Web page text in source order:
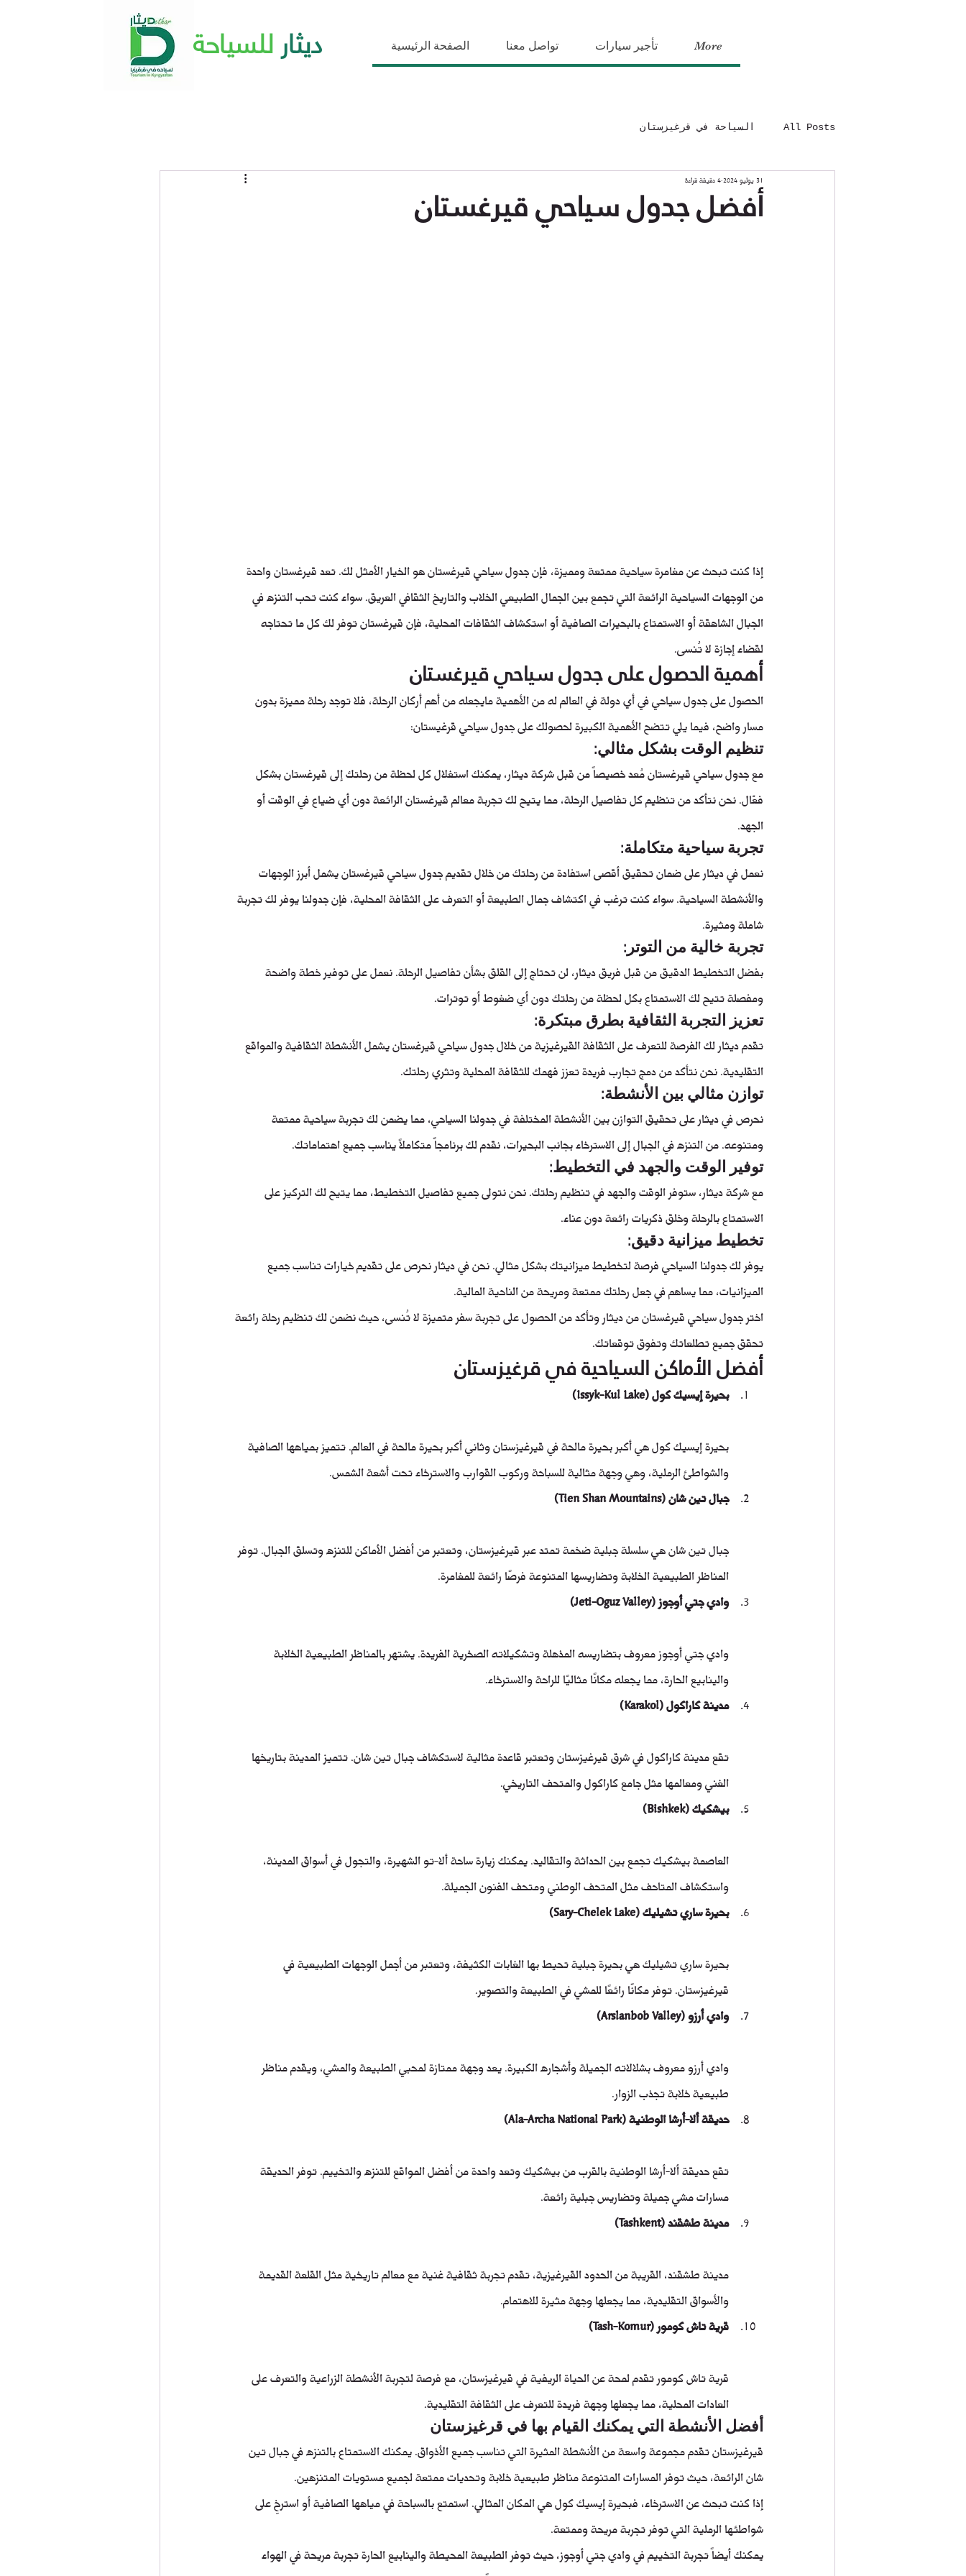
ديثار للسياحة الصفحة الرئيسية تواصل معنا تأجير سيارات More
All Posts السياحة في قرغيزستان
أفضل جدول سياحي قيرغستان
31 يوليو 2024 4 دقيقة قراءة
إذا كنت تبحث عن مغامرة سياحية ممتعة ومميزة، فإن جدول سياحي قيرغستان هو الخيار الأمثل لك. تعد قيرغستان واحدة
من الوجهات السياحية الرائعة التي تجمع بين الجمال الطبيعي الخلاب والتاريخ الثقافي العريق. سواء كنت تحب التنزه في
الجبال الشاهقة أو الاستمتاع بالبحيرات الصافية أو استكشاف الثقافات المحلية، فإن قيرغستان توفر لك كل ما تحتاجه
لقضاء إجازة لا تُنسى.
أهمية الحصول على جدول سياحي قيرغستان
الحصول على جدول سياحي في أي دولة في العالم له من الأهمية مايجعله من أهم أركان الرحلة، فلا توجد رحلة مميزة بدون
مسار واضح، فيما يلي تتضح الأهمية الكبيرة لحصولك على جدول سياحي قرغيستان:
تنظيم الوقت بشكل مثالي:
مع جدول سياحي قيرغستان مُعد خصيصاً من قبل شركة ديثار، يمكنك استغلال كل لحظة من رحلتك إلى قيرغستان بشكل
فعّال. نحن نتأكد من تنظيم كل تفاصيل الرحلة، مما يتيح لك تجربة معالم قيرغستان الرائعة دون أي ضياع في الوقت أو
الجهد.
تجربة سياحية متكاملة:
نعمل في ديثار على ضمان تحقيق أقصى استفادة من رحلتك من خلال تقديم جدول سياحي قيرغستان يشمل أبرز الوجهات
والأنشطة السياحية. سواء كنت ترغب في اكتشاف جمال الطبيعة أو التعرف على الثقافة المحلية، فإن جدولنا يوفر لك تجربة
شاملة ومثيرة.
تجربة خالية من التوتر:
بفضل التخطيط الدقيق من قبل فريق ديثار، لن تحتاج إلى القلق بشأن تفاصيل الرحلة. نعمل على توفير خطة واضحة
ومفصلة تتيح لك الاستمتاع بكل لحظة من رحلتك دون أي ضغوط أو توترات.
تعزيز التجربة الثقافية بطرق مبتكرة:
تقدم ديثار لك الفرصة للتعرف على الثقافة القيرغيزية من خلال جدول سياحي قيرغستان يشمل الأنشطة الثقافية والمواقع
التقليدية. نحن نتأكد من دمج تجارب فريدة تعزز فهمك للثقافة المحلية وتثري رحلتك.
توازن مثالي بين الأنشطة:
نحرص في ديثار على تحقيق التوازن بين الأنشطة المختلفة في جدولنا السياحي، مما يضمن لك تجربة سياحية ممتعة
ومتنوعه. من التنزه في الجبال إلى الاسترخاء بجانب البحيرات، نقدم لك برنامجاً متكاملاً يناسب جميع اهتماماتك.
توفير الوقت والجهد في التخطيط:
مع شركة ديثار، ستوفر الوقت والجهد في تنظيم رحلتك. نحن نتولى جميع تفاصيل التخطيط، مما يتيح لك التركيز على
الاستمتاع بالرحلة وخلق ذكريات رائعة دون عناء.
تخطيط ميزانية دقيق:
يوفر لك جدولنا السياحي فرصة لتخطيط ميزانيتك بشكل مثالي. نحن في ديثار نحرص على تقديم خيارات تناسب جميع
الميزانيات، مما يساهم في جعل رحلتك ممتعة ومريحة من الناحية المالية.
اختر جدول سياحي قيرغستان من ديثار وتأكد من الحصول على تجربة سفر متميزة لا تُنسى، حيث نضمن لك تنظيم رحلة رائعة
تحقق جميع تطلعاتك وتفوق توقعاتك.
أفضل الأماكن السياحية في قرغيزستان
بحيرة إيسيك كول (Issyk-Kul Lake)
بحيرة إيسيك كول هي أكبر بحيرة مالحة في قيرغيزستان وثاني أكبر بحيرة مالحة في العالم. تتميز بمياهها الصافية
والشواطئ الرملية، وهي وجهة مثالية للسباحة وركوب القوارب والاسترخاء تحت أشعة الشمس.
جبال تين شان (Tien Shan Mountains)
جبال تين شان هي سلسلة جبلية ضخمة تمتد عبر قيرغيزستان، وتعتبر من أفضل الأماكن للتنزه وتسلق الجبال. توفر
المناظر الطبيعية الخلابة وتضاريسها المتنوعة فرصًا رائعة للمغامرة.
وادي جتي أوجوز (Jeti-Oguz Valley)
وادي جتي أوجوز معروف بتضاريسه المذهلة وتشكيلاته الصخرية الفريدة. يشتهر بالمناظر الطبيعية الخلابة
والينابيع الحارة، مما يجعله مكانًا مثاليًا للراحة والاسترخاء.
مدينة كاراكول (Karakol)
تقع مدينة كاراكول في شرق قيرغيزستان وتعتبر قاعدة مثالية لاستكشاف جبال تين شان. تتميز المدينة بتاريخها
الغني ومعالمها مثل جامع كاراكول والمتحف التاريخي.
بيشكيك (Bishkek)
العاصمة بيشكيك تجمع بين الحداثة والتقاليد. يمكنك زيارة ساحة ألا-تو الشهيرة، والتجول في أسواق المدينة،
واستكشاف المتاحف مثل المتحف الوطني ومتحف الفنون الجميلة.
بحيرة ساري تشيليك (Sary-Chelek Lake)
بحيرة ساري تشيليك هي بحيرة جبلية تحيط بها الغابات الكثيفة، وتعتبر من أجمل الوجهات الطبيعية في
قيرغيزستان. توفر مكانًا رائعًا للمشي في الطبيعة والتصوير.
وادي أرزو (Arslanbob Valley)
وادي أرزو معروف بشلالاته الجميلة وأشجاره الكبيرة. يعد وجهة ممتازة لمحبي الطبيعة والمشي، ويقدم مناظر
طبيعية خلابة تجذب الزوار.
حديقة ألا-أرشا الوطنية (Ala-Archa National Park)
تقع حديقة ألا-أرشا الوطنية بالقرب من بيشكيك وتعد واحدة من أفضل المواقع للتنزه والتخييم. توفر الحديقة
مسارات مشي جميلة وتضاريس جبلية رائعة.
مدينة طشقند (Tashkent)
مدينة طشقند، القريبة من الحدود القيرغيزية، تقدم تجربة ثقافية غنية مع معالم تاريخية مثل القلعة القديمة
والأسواق التقليدية، مما يجعلها وجهة مثيرة للاهتمام.
قرية تاش كومور (Tash-Komur)
قرية تاش كومور تقدم لمحة عن الحياة الريفية في قيرغيزستان، مع فرصة لتجربة الأنشطة الزراعية والتعرف على
العادات المحلية، مما يجعلها وجهة فريدة للتعرف على الثقافة التقليدية.
أفضل الأنشطة التي يمكنك القيام بها في قرغيزستان
قيرغيزستان تقدم مجموعة واسعة من الأنشطة المثيرة التي تناسب جميع الأذواق. يمكنك الاستمتاع بالتنزه في جبال تين
شان الرائعة، حيث توفر المسارات المتنوعة مناظر طبيعية خلابة وتحديات ممتعة لجميع مستويات المتنزهين.
إذا كنت تبحث عن الاسترخاء، فبحيرة إيسيك كول هي المكان المثالي. استمتع بالسباحة في مياهها الصافية أو استرخِ على
شواطئها الرملية التي توفر تجربة مريحة وممتعة.
يمكنك أيضاً تجربة التخييم في وادي جتي أوجوز، حيث توفر الطبيعة المحيطة والينابيع الحارة تجربة مريحة في الهواء